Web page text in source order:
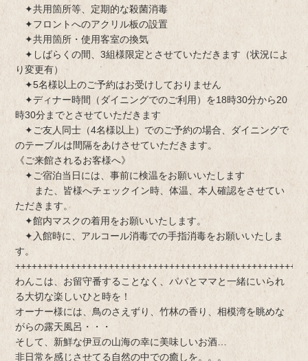
✦共用箇所等、定期的な殺菌消毒
✦フロントへのアクリル板の設置
✦共用箇所・使用客室の換気
✦しばらくの間、3組様限定とさせていただきます（状況によ
り変更有）
✦5名様以上のご予約はお受けしておりません
✦ディナー時間（ダイニングでのご利用）を18時30分から20
時30分までとさせていただきます
✦ご友人同士（4名様以上）でのご予約の場合、ダイニングで
のテーブルは間隔をあけさせていただきます。
《ご来館されるお客様へ》
✦ご宿泊当日には、事前に検温をお願いいたします
また、皆様へチェックイン時、体温、本人確認をさせてい
ただきます。
✦館内マスクの着用をお願いいたします。
✦入館時に、アルコール消毒での手指消毒をお願いいたしま
す。
わんこは、お留守番することなく、パパとママと一緒にいられ
る大切な楽しいひと時を！
オーナー様には、鳥のさえずり、竹林の香り、相模湾を眺めな
がらの露天風呂・・・
そして、新鮮な伊豆の山海の幸に美味しいお酒…
非日常を感じさせてる自然の中での癒しを。。。